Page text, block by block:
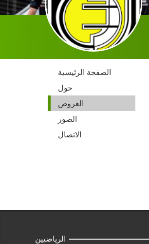
الصفحة الرئيسية
حول
العروض
الصور
الاتصال
الرياضيين